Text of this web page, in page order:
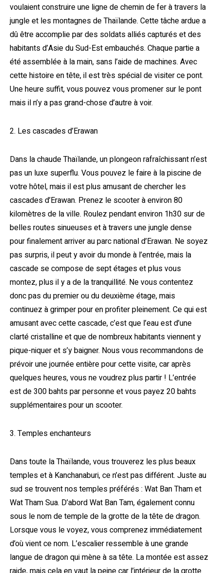
voulaient construire une ligne de chemin de fer à travers la
jungle et les montagnes de Thaïlande. Cette tâche ardue a
dû être accomplie par des soldats alliés capturés et des
habitants d’Asie du Sud-Est embauchés. Chaque partie a
été assemblée à la main, sans l’aide de machines. Avec
cette histoire en tête, il est très spécial de visiter ce pont.
Une heure suffit, vous pouvez vous promener sur le pont
mais il n’y a pas grand-chose d’autre à voir.
2. Les cascades d’Erawan
Dans la chaude Thaïlande, un plongeon rafraîchissant n’est
pas un luxe superflu. Vous pouvez le faire à la piscine de
votre hôtel, mais il est plus amusant de chercher les
cascades d’Erawan. Prenez le scooter à environ 80
kilomètres de la ville. Roulez pendant environ 1h30 sur de
belles routes sinueuses et à travers une jungle dense
pour finalement arriver au parc national d’Erawan. Ne soyez
pas surpris, il peut y avoir du monde à l’entrée, mais la
cascade se compose de sept étages et plus vous
montez, plus il y a de la tranquillité. Ne vous contentez
donc pas du premier ou du deuxième étage, mais
continuez à grimper pour en profiter pleinement. Ce qui est
amusant avec cette cascade, c’est que l’eau est d’une
clarté cristalline et que de nombreux habitants viennent y
pique-niquer et s’y baigner. Nous vous recommandons de
prévoir une journée entière pour cette visite, car après
quelques heures, vous ne voudrez plus partir ! L’entrée
est de 300 bahts par personne et vous payez 20 bahts
supplémentaires pour un scooter.
3. Temples enchanteurs
Dans toute la Thaïlande, vous trouverez les plus beaux
temples et à Kanchanaburi, ce n’est pas différent. Juste au
sud se trouvent nos temples préférés : Wat Ban Tham et
Wat Tham Sua. D’abord Wat Ban Tam, également connu
sous le nom de temple de la grotte de la tête de dragon.
Lorsque vous le voyez, vous comprenez immédiatement
d’où vient ce nom. L’escalier ressemble à une grande
langue de dragon qui mène à sa tête. La montée est assez